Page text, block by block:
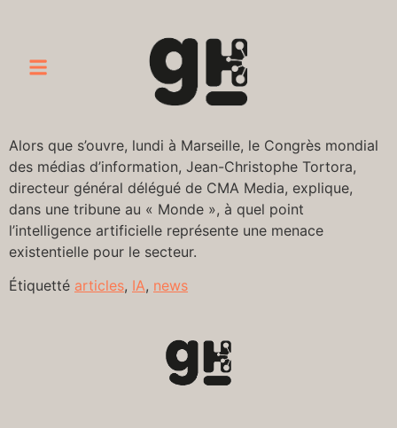
Alors que s’ouvre, lundi à Marseille, le Congrès mondial
des médias d’information, Jean-Christophe Tortora,
directeur général délégué de CMA Media, explique,
dans une tribune au « Monde », à quel point
l’intelligence artificielle représente une menace
existentielle pour le secteur.
Étiquetté articles, IA, news